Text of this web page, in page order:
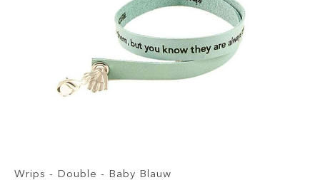
Wrips - Double - Baby Blauw